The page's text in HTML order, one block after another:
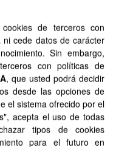
de terceros con
cede datos de carácter
Sin embargo,
con políticas de
, que usted podrá decidir
desde las opciones de
el sistema ofrecido por el
acepta el uso de todas
tipos de cookies
para el futuro en